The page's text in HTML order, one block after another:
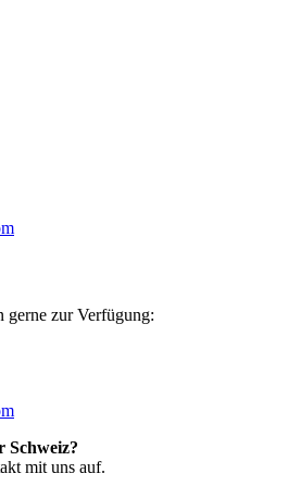
gerne zur Verfügung:
Schweiz?
mit uns auf.